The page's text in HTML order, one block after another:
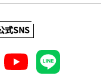
式SNS